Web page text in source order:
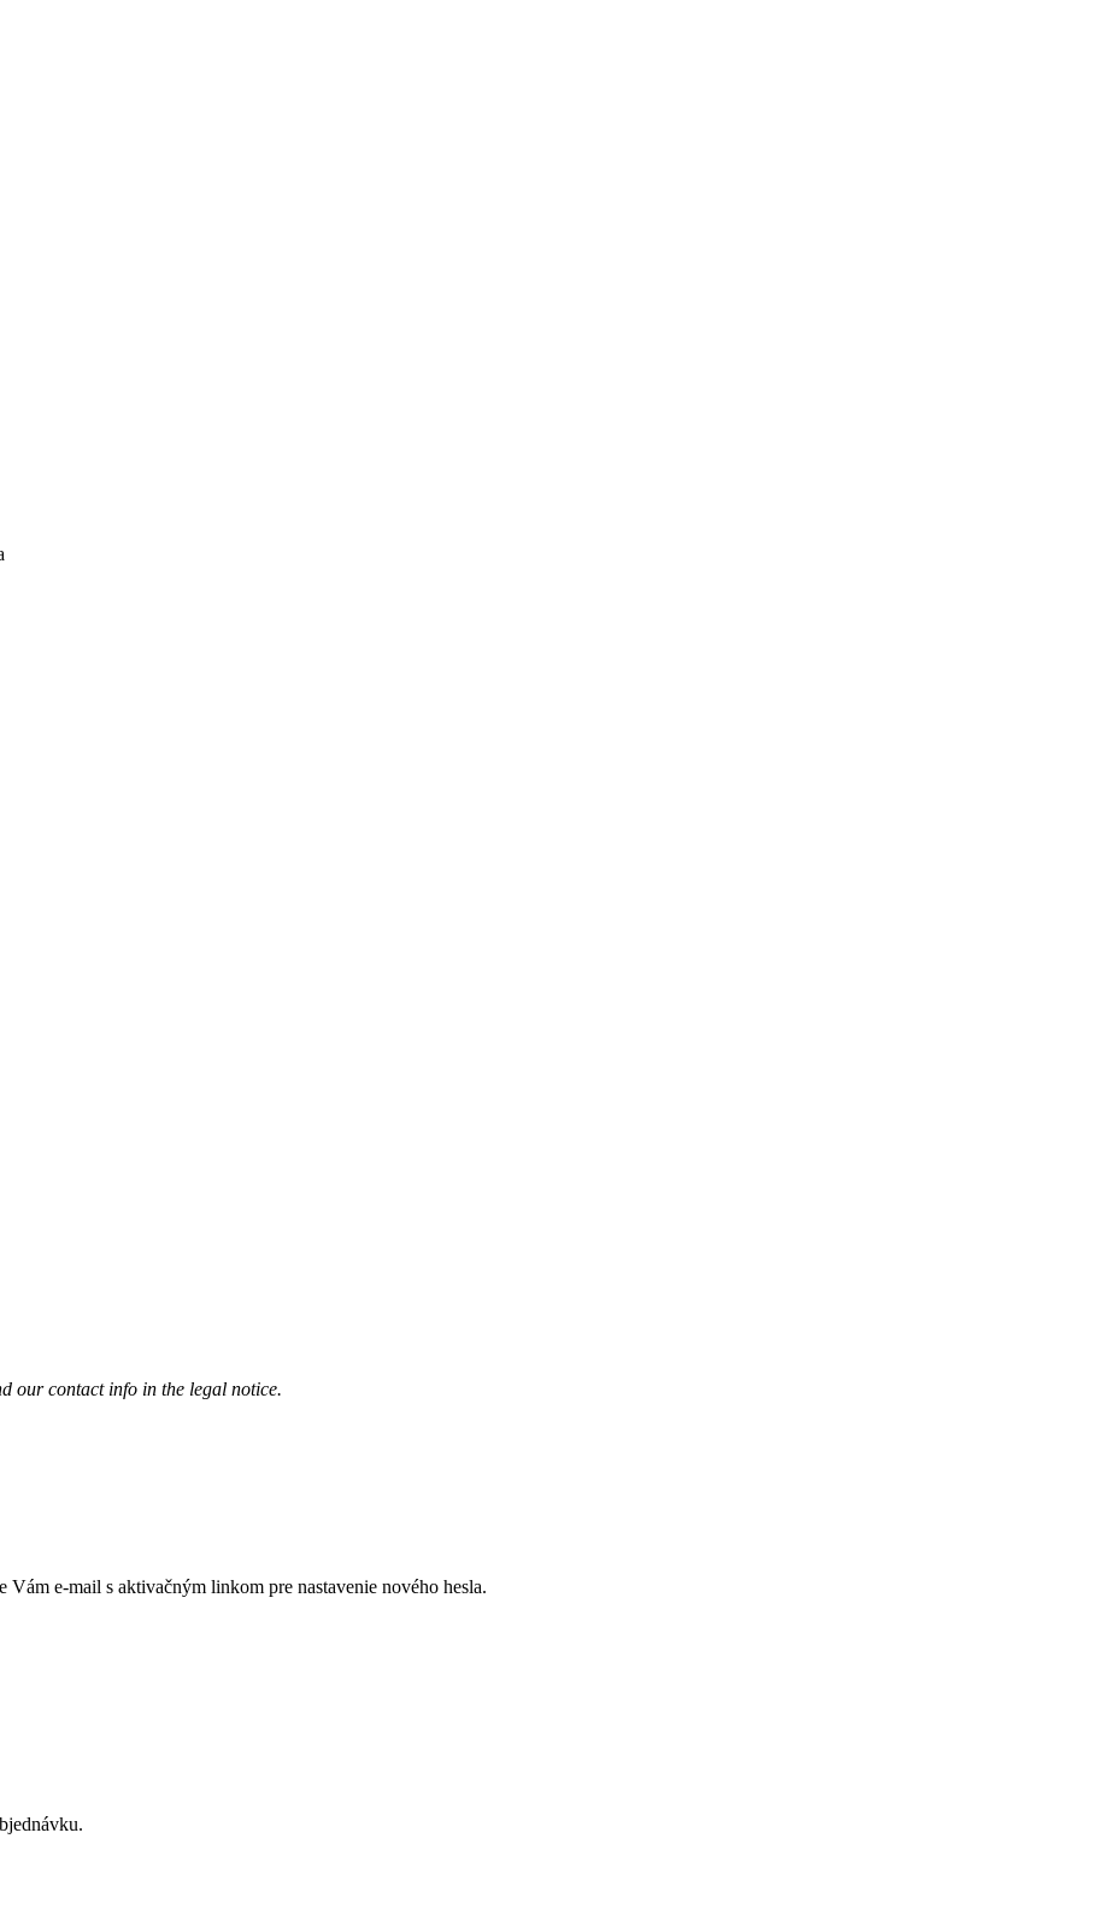
our contact info in the legal notice.
e-mail s aktivačným linkom pre nastavenie nového hesla.